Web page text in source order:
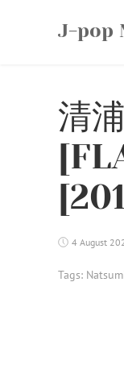
J-pop
清
4 August
Tags: